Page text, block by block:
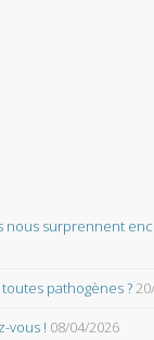
nous surprennent
pathogènes ?
vous ! 08/04/2026